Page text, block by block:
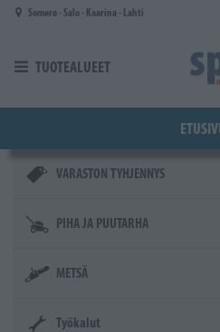
Siirry pääsisältöön
Somero - Salo - Kaarina - Lahti
TUOTEALUEET
VARASTON TYHJENNYS
PIHA JA PUUTARHA
METSÄ
Työkalut